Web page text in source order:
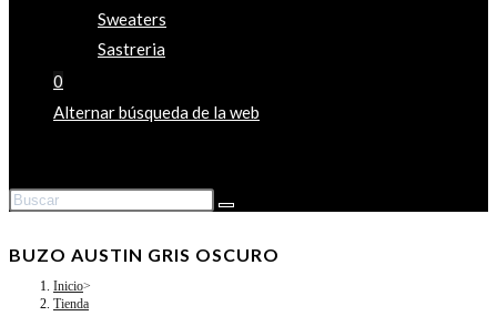
Sweaters
Sastreria
0
Alternar búsqueda de la web
BUZO AUSTIN GRIS OSCURO
Inicio>
Tienda